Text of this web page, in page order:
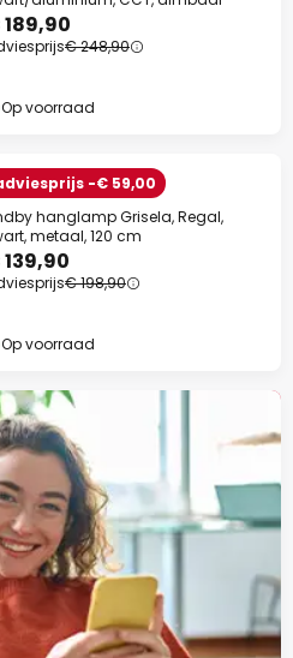
€ 248,90
Op voorraad
-€ 59,00
hanglamp Grisela, Regal,
metaal, 120 cm
€ 198,90
Op voorraad
besparen
merken